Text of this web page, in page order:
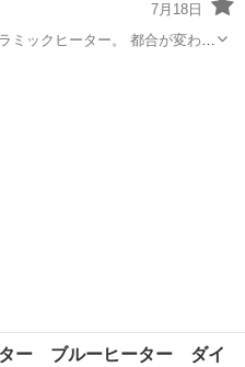
7月18日
ミックヒーター。 都合が変わり
ター ブルーヒーター ダイ